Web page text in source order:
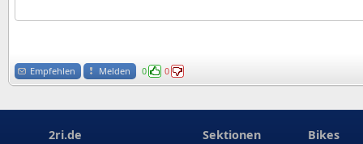
Empfehlen Melden 0 0
2ri.de Sektionen Bikes